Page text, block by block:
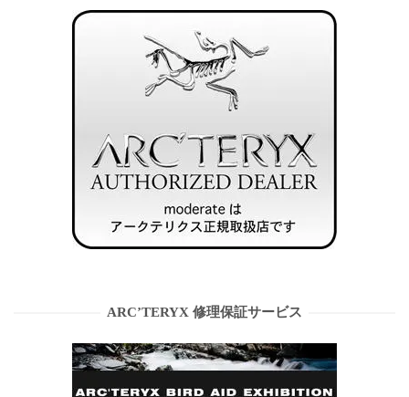
ARC’TERYX 修理保証サービス